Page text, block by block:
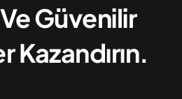
Güvenilir
Kazandırın.